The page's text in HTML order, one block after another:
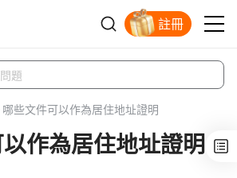
註冊
哪些文件可以作為居住地址證明
作為居住地址證明